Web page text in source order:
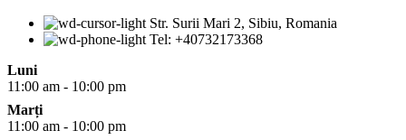
Str. Surii Mari 2, Sibiu, Romania
Tel: +40732173368
Luni
11:00 am - 10:00 pm
Marți
11:00 am - 10:00 pm